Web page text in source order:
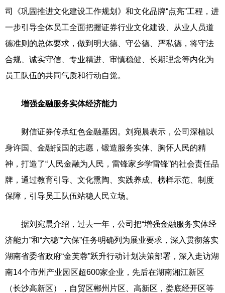
司《巩固推进文化建设工作规划》和文化品牌“点亮”工程，进
一步引导全体员工全面把握证券行业文化建设、从业人员道
德准则的总体要求，做到明大德、守公德、严私德，将守法
合规、诚实守信、专业精进、审慎稳健、长期理念等内化为
员工队伍的共同气质和行动自觉。
增强金融服务实体经济能力
财信证券传承红色金融基因。刘宛晨表示，公司深植以
身许国、金融报国的志愿，锻造服务实体、胸怀人民的精
神，打造了“人民金融为人民，雷锋家乡学雷锋”的社会责任品
牌，通过教育引导、文化熏陶、实践养成、榜样示范、制度
保障，引导员工队伍站稳人民立场。
据刘宛晨介绍，过去一年，公司把“增强金融服务实体经
济能力”和“六稳”“六保”任务明确列为展业要求，深入贯彻落实
湖南省委省政府“金芙蓉”跃升行动计划决策部署，深入走访湖
南14个市州产业园区超600家企业，先后在湖南湘江新区
（长沙高新区），自贸区郴州片区、高新区，娄底经开区等